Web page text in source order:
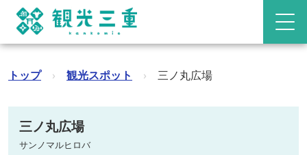
トップ › 観光スポット › 三ノ丸広場
三ノ丸広場
サンノマルヒロバ